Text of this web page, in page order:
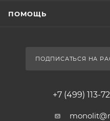
ПОМОЩЬ
ПОДПИСАТЬСЯ НА
+7 (499) 113-